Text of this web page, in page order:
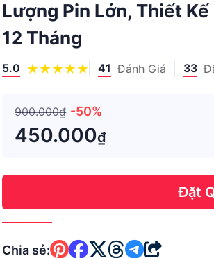
Lượng Pin Lớn, Thiết
12 Tháng
5.0 41 Đánh Giá 33
900.000₫ -50%
450.000₫
Đặt
Chia sẻ: